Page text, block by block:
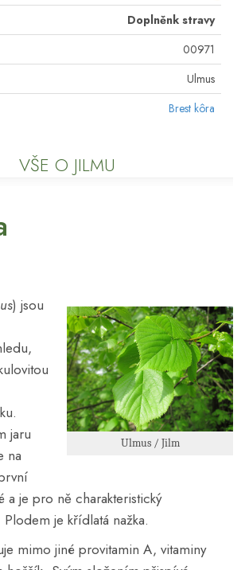
Doplněnk stravy
00971
Ulmus
Brest kôra
VŠE O JILMU
Ulmus / Jilm
) jsou
jaru
na
a je pro ně charakteristický
je křídlatá nažka.
mimo jiné provitamin A, vitaminy